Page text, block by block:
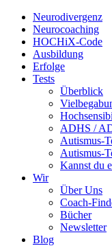
Neurodivergenz
Neurocoaching
HOCHiX-Code
Ausbildung
Erfolge
Tests
Überblick
ADHS /
Autismus-
Autismus-
Kannst du
Wir
Über Uns
Coach-
Bücher
Newsletter
Blog